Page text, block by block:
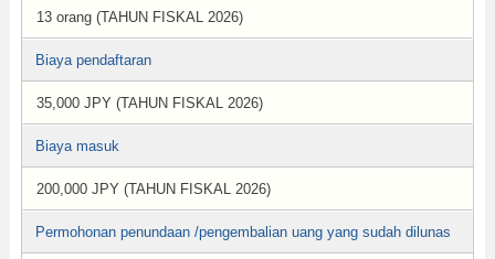
13 orang (TAHUN FISKAL 2026)
Biaya pendaftaran
35,000 JPY (TAHUN FISKAL 2026)
Biaya masuk
200,000 JPY (TAHUN FISKAL 2026)
Permohonan penundaan /pengembalian uang yang sudah dilunas